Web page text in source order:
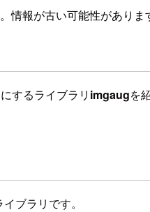
報が古い可能性がありま
するライブラリ imgaugを
ブラリです。